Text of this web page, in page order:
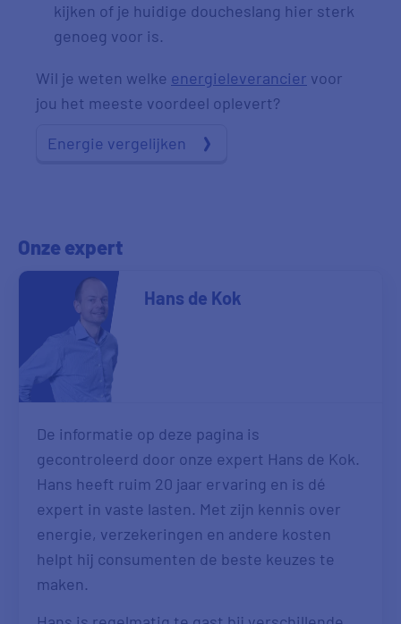
kijken of je huidige doucheslang hier sterk
genoeg voor is.
Wil je weten welke energieleverancier voor
jou het meeste voordeel oplevert?
Energie vergelijken
Onze expert
Hans de Kok
De informatie op deze pagina is
gecontroleerd door onze expert Hans de Kok.
Hans heeft ruim 20 jaar ervaring en is dé
expert in vaste lasten. Met zijn kennis over
energie, verzekeringen en andere kosten
helpt hij consumenten de beste keuzes te
maken.